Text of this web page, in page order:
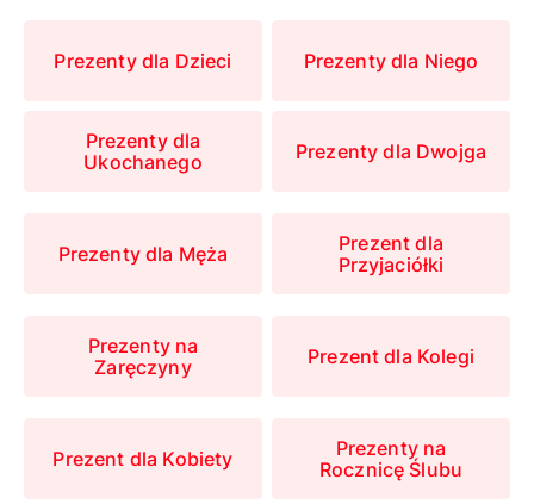
Prezenty dla Dzieci Prezenty dla Niego
Prezenty dla
Ukochanego
Prezenty dla Męża
Prezenty na
Zaręczyny
Prezent dla Kobiety
Prezenty dla Dwojga
Prezent dla
Przyjaciółki
Prezent dla Kolegi
Prezenty na
Rocznicę Ślubu